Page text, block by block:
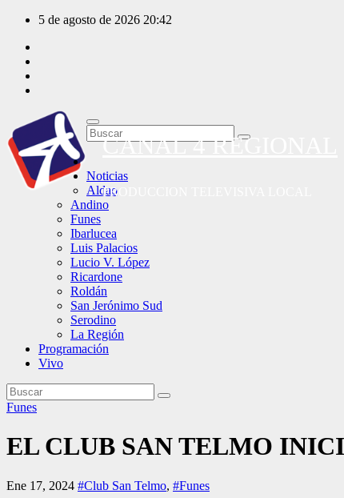
Saltar
contenido
5 de agosto de 2026 20:42
CANAL 4 REGIONAL
PRODUCCION TELEVISIVA LOCAL
Noticias
Aldao
Andino
Funes
Ibarlucea
Luis Palacios
Lucio V. López
Ricardone
Roldán
San Jerónimo Sud
Serodino
La Región
Programación
Vivo
Funes
EL CLUB SAN TELMO
Ene 17, 2024 #Club San Telmo, #Funes